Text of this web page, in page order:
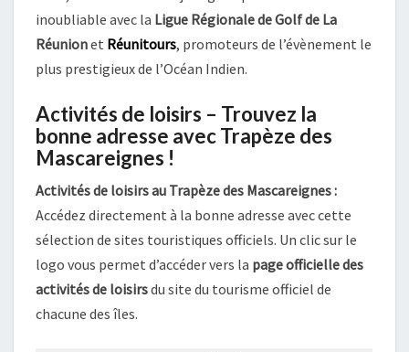
inoubliable avec la Ligue Régionale de Golf de La
Réunionet Réunitours, promoteurs de l’évènement le
plus prestigieux de l’Océan Indien.
Activités de loisirs – Trouvez la
bonne adresse avec Trapèze des
Mascareignes !
Activités de loisirs au Trapèze des Mascareignes :
Accédez directement à la bonne adresse avec cette
sélection de sites touristiques officiels. Un clic sur le
logo vous permet d’accéder vers la page officielle des
activités de loisirsdu site du tourisme officiel de
chacune des îles.